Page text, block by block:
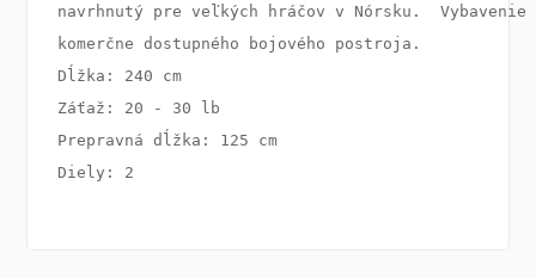
navrhnutý pre veľkých hráčov v Nórsku.
Dĺžka: 240 cm
Záťaž: 20 - 30 lb
Prepravná dĺžka: 125 cm
Diely: 2